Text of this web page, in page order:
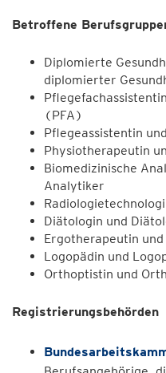
Betroffene
Diplomierte
diplomierter
(PFA)
Pflegeassistentin
Physiotherapeutin
Biomedizinische
Analytiker
Diätologin und
Ergotherapeutin
Logopädin und
Orthoptistin und
Registrierungsbehörden